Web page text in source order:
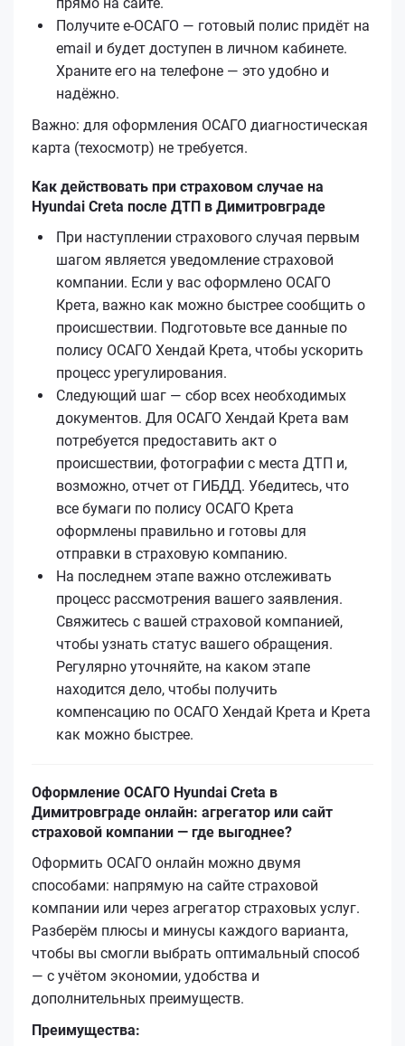
Получите е‑ОСАГО — готовый полис придёт на
email и будет доступен в личном кабинете.
Храните его на телефоне — это удобно и
надёжно.
Важно: для оформления ОСАГО диагностическая
карта (техосмотр) не требуется.
Как действовать при страховом случае на
Hyundai Creta после ДТП в Димитровграде
При наступлении страхового случая первым
шагом является уведомление страховой
компании. Если у вас оформлено ОСАГО
Кретa, важно как можно быстрее сообщить о
происшествии. Подготовьте все данные по
полису ОСАГО Хендай Кретa, чтобы ускорить
процесс урегулирования.
Следующий шаг — сбор всех необходимых
документов. Для ОСАГО Хендай Кретa вам
потребуется предоставить акт о
происшествии, фотографии с места ДТП и,
возможно, отчет от ГИБДД. Убедитесь, что
все бумаги по полису ОСАГО Кретa
оформлены правильно и готовы для
отправки в страховую компанию.
На последнем этапе важно отслеживать
процесс рассмотрения вашего заявления.
Свяжитесь с вашей страховой компанией,
чтобы узнать статус вашего обращения.
Регулярно уточняйте, на каком этапе
находится дело, чтобы получить
компенсацию по ОСАГО Хендай Кретa и Кретa
как можно быстрее.
Оформление ОСАГО Hyundai Creta в
Димитровграде онлайн: агрегатор или сайт
страховой компании — где выгоднее?
Оформить ОСАГО онлайн можно двумя
способами: напрямую на сайте страховой
компании или через агрегатор страховых услуг.
Разберём плюсы и минусы каждого варианта,
чтобы вы смогли выбрать оптимальный способ
— с учётом экономии, удобства и
дополнительных преимуществ.
Преимущества: